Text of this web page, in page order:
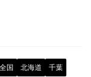
全国 北海道 千葉